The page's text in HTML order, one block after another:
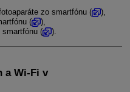
zo smartfónu (
),
(
),
(
).
aWi-Fi v